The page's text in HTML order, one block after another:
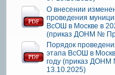
О внесении
проведения
ВсОШ в Москве в
(приказ ДОНМ №
Порядок
этапа ВсОШ в
году (приказ
13.10.2025)